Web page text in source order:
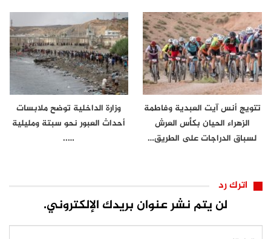
تتويج أنس آيت العبدية وفاطمة
الزهراء الحيان بكأس العرش
لسباق الدراجات على الطريق…
وزارة الداخلية توضح ملابسات
أحداث العبور نحو سبتة ومليلية
…..
اترك رد
لن يتم نشر عنوان بريدك الإلكتروني.